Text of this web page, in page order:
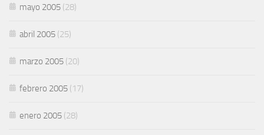
mayo 2005 (28)
abril 2005 (25)
marzo 2005 (20)
febrero 2005 (17)
enero 2005 (28)